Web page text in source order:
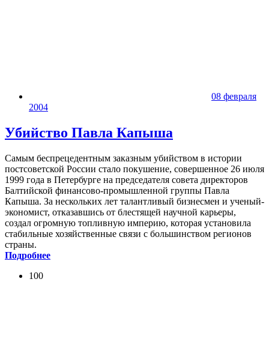
08 февраля
2004
Убийство Павла Капыша
Самым беспрецедентным заказным убийством в истории
постсоветской России стало покушение, совершенное 26 июля
1999 года в Петербурге на председателя совета директоров
Балтийской финансово-промышленной группы Павла
Капыша. За нескольких лет талантливый бизнесмен и ученый-
экономист, отказавшись от блестящей научной карьеры,
создал огромную топливную империю, которая установила
стабильные хозяйственные связи с большинством регионов
страны.
Подробнее
100